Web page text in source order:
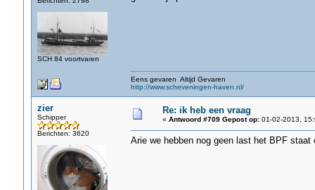
SCH 84 voortvaren
Eens gevaren Altijd Gevaren
http://www.scheveningen-haven.nl/
zier
Schipper
Berichten: 3620
Re: ik heb een vraag
« Antwoord #709 Gepost op:01-02-2013,
Arie we hebben nog geen last het BPF staat